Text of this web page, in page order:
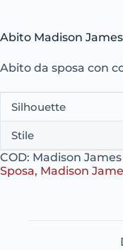
Abito Madison
Abito da sposa con
Silhouette
Stile
COD: Madison
Sposa, Madison